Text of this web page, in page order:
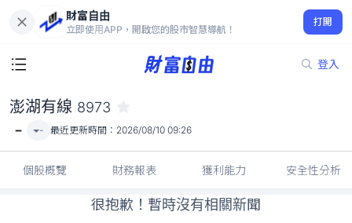
財富自由
立即使用APP，開啟您的股市智慧導航！
打開
登入
-
澎湖有線 8973
- - 最近更新時間： 2026/08/10 09:26
個股概覽 財務報表 獲利能力 安全性分析
很抱歉！暫時沒有相關新聞